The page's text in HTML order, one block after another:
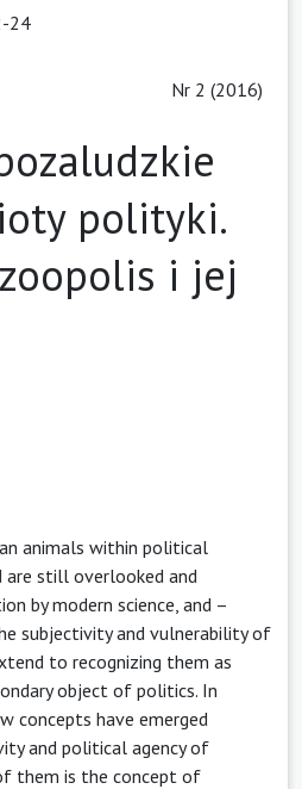
24
Nr 2 (2016)
polityki.
i jej
animals within political
are still overlooked and
by modern science, and –
subjectivity and vulnerability of
to recognizing them as
object of politics. In
concepts have emerged
and political agency of
them is the concept of